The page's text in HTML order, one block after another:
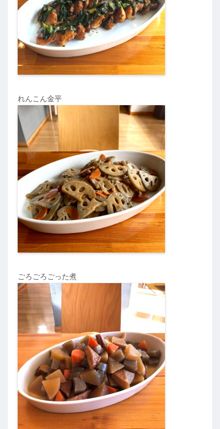
れんこん金平
ごろごろごった煮